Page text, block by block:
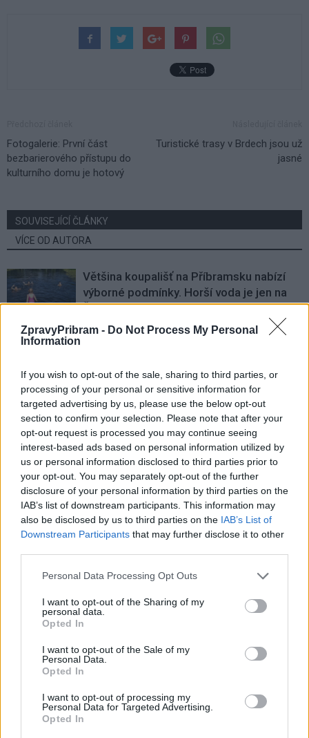
ZpravyPribram - Do Not Process My Personal
Information
If you wish to opt-out of the sale, sharing to third parties, or
processing of your personal or sensitive information for
targeted advertising by us, please use the below opt-out
section to confirm your selection. Please note that after your
opt-out request is processed you may continue seeing
interest-based ads based on personal information utilized by
us or personal information disclosed to third parties prior to
your opt-out. You may separately opt-out of the further
disclosure of your personal information by third parties on the
IAB’s list of downstream participants. This information may
also be disclosed by us to third parties on the IAB’s List of
Downstream Participants that may further disclose it to other
Personal Data Processing Opt Outs
I want to opt-out of the Sharing of my
personal data.
Opted In
I want to opt-out of the Sale of my
Personal Data.
Opted In
I want to opt-out of processing my
Personal Data for Targeted Advertising.
Opted In
Fotogalerie: První část
bezbarierového přístupu do
kulturního domu je hotový
Turistické trasy v Brdech jsou už
jasné
SOUVISEJÍCÍ ČLÁNKY
VÍCE OD AUTORA
Většina koupališť na Příbramsku nabízí
výborné podmínky. Horší voda je jen na
Živohošti
Zpravodajství
Zpravodajství
Středočeský kraj upravil pravidla soutěže.
Obce nově získají body i za předcházení
vzniku odpadu